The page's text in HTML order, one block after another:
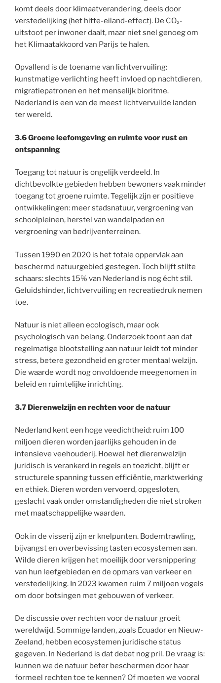
komt deels door klimaatverandering, deels door
verstedelijking (het hitte-eiland-effect). De CO₂-
uitstoot per inwoner daalt, maar niet snel genoeg om
het Klimaatakkoord van Parijs te halen.
Opvallend is de toename van lichtvervuiling:
kunstmatige verlichting heeft invloed op nachtdieren,
migratiepatronen en het menselijk bioritme.
Nederland is een van de meest lichtvervuilde landen
ter wereld.
3.6 Groene leefomgeving en ruimte voor rusten
ontspanning
Toegang tot natuur is ongelijk verdeeld. In
dichtbevolkte gebieden hebben bewoners vaak minder
toegang tot groene ruimte. Tegelijk zijn er positieve
ontwikkelingen: meer stadsnatuur, vergroening van
schoolpleinen, herstel van wandelpaden en
vergroening van bedrijventerreinen.
Tussen 1990 en 2020 is het totale oppervlak aan
beschermd natuurgebied gestegen. Toch blijft stilte
schaars: slechts 15% van Nederland is nog écht stil.
Geluidshinder, lichtvervuiling en recreatiedruk nemen
toe.
Natuur is niet alleen ecologisch, maar ook
psychologisch van belang. Onderzoek toont aan dat
regelmatige blootstelling aan natuur leidt tot minder
stress, betere gezondheid en groter mentaal welzijn.
Die waarde wordt nog onvoldoende meegenomen in
beleid en ruimtelijke inrichting.
3.7 Dierenwelzijn en rechten voor de natuur
Nederland kent een hoge veedichtheid: ruim 100
miljoen dieren worden jaarlijks gehouden in de
intensieve veehouderij. Hoewel het dierenwelzijn
juridisch is verankerd in regels en toezicht, blijft er
structurele spanning tussen efficiëntie, marktwerking
en ethiek. Dieren worden vervoerd, opgesloten,
geslacht vaak onder omstandigheden die niet stroken
met maatschappelijke waarden.
Ook in de visserij zijn er knelpunten. Bodemtrawling,
bijvangst en overbevissing tasten ecosystemen aan.
Wilde dieren krijgen het moeilijk door versnippering
van hun leefgebieden en de opmars van verkeer en
verstedelijking. In 2023 kwamen ruim 7 miljoen vogels
om door botsingen met gebouwen of verkeer.
De discussie over rechten voor de natuur groeit
wereldwijd. Sommige landen, zoals Ecuador en Nieuw-
Zeeland, hebben ecosystemen juridische status
gegeven. In Nederland is dat debat nog pril. De vraag is:
kunnen we de natuur beter beschermen door haar
formeel rechten toe te kennen? Of moeten we vooral